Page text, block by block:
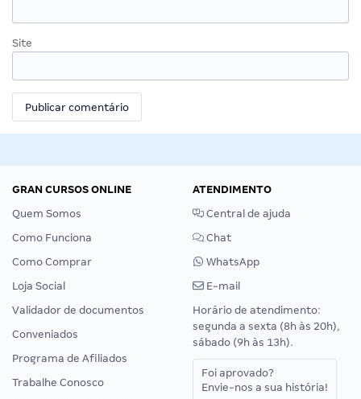
Site
GRAN CURSOS ONLINE
Quem Somos
Como Funciona
Como Comprar
Loja Social
Validador de documentos
Conveniados
Programa de Afiliados
Trabalhe Conosco
ATENDIMENTO
Central de ajuda
Chat
WhatsApp
E-mail
Horário de atendimento:
segunda a sexta (8h às 20h),
sábado (9h às 13h).
Foi aprovado?
Envie-nos a sua história!